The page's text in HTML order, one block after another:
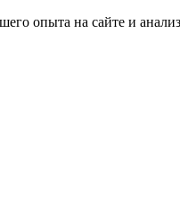
опыта на сайте и